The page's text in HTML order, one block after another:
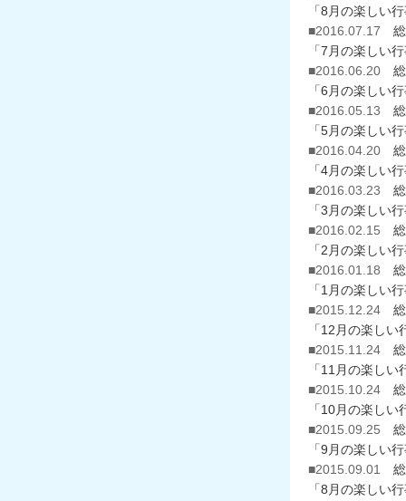
「8月の楽しい
■2016.07.17
「7月の楽しい
■2016.06.20
「6月の楽しい
■2016.05.13
「5月の楽しい
■2016.04.20
「4月の楽しい
■2016.03.23
「3月の楽しい
■2016.02.15
「2月の楽しい
■2016.01.18
「1月の楽しい
■2015.12.24
「12月の楽し
■2015.11.24
「11月の楽し
■2015.10.24
「10月の楽し
■2015.09.25
「9月の楽しい
■2015.09.01
「8月の楽しい